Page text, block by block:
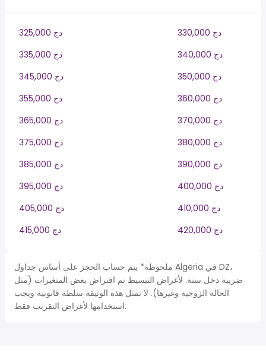
325,000 دج
330,000 دج
335,000 دج
340,000 دج
345,000 دج
350,000 دج
355,000 دج
360,000 دج
365,000 دج
370,000 دج
375,000 دج
380,000 دج
385,000 دج
390,000 دج
395,000 دج
400,000 دج
405,000 دج
410,000 دج
415,000 دج
420,000 دج
ملحوظة* يتم حساب الحجز على أساس جداول Algeria في DZ،
ضريبة دخل سنة. لأغراض التبسيط تم افتراض بعض المتغيرات (مثل
الحالة الزوجية وغيرها). لا تمثل هذه الوثيقة سلطة قانونية ويجب
استخدامها لأغراض التقريب فقط.